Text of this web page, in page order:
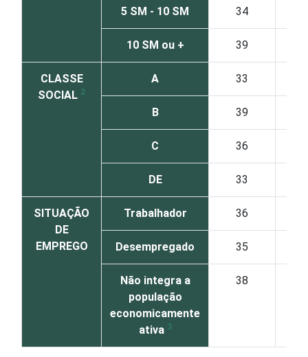
5 SM - 10 SM 34
10 SM ou + 39
CLASSE
SOCIAL 2
A 33
B 39
C 36
DE 33
SITUAÇÃO
DE
EMPREGO
Trabalhador 36
Desempregado 35
Não integra a
população
economicamente
ativa 3
38